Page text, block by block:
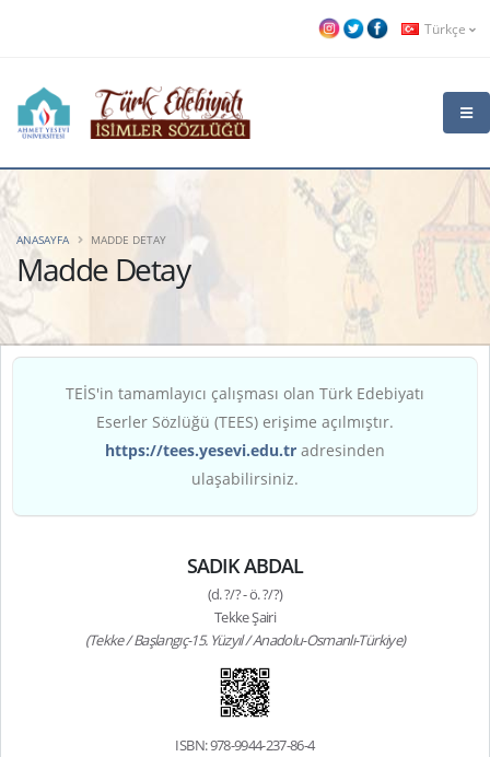
Türkçe
Madde Detay
ANASAYFA MADDE DETAY
TEİS'in tamamlayıcı çalışması olan Türk Edebiyatı
Eserler Sözlüğü (TEES) erişime açılmıştır.
https://tees.yesevi.edu.tr adresinden
ulaşabilirsiniz.
SADIK ABDAL
(d. ?/? - ö. ?/?)
Tekke Şairi
(Tekke / Başlangıç-15. Yüzyıl / Anadolu-Osmanlı-Türkiye)
ISBN: 978-9944-237-86-4